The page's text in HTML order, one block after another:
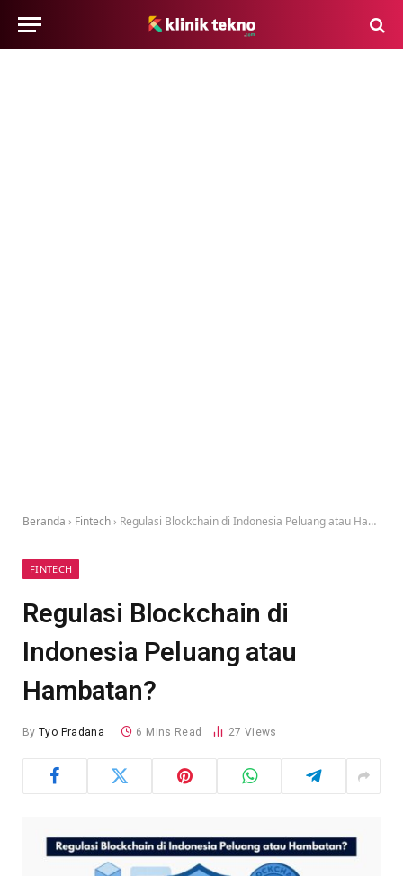
Beranda › Fintech › Regulasi Blockchain di Indonesia Peluang atau Hambatan?
FINTECH
Regulasi Blockchain di
Indonesia Peluang atau
Hambatan?
By Tyo Pradana 6 Mins Read 27 Views